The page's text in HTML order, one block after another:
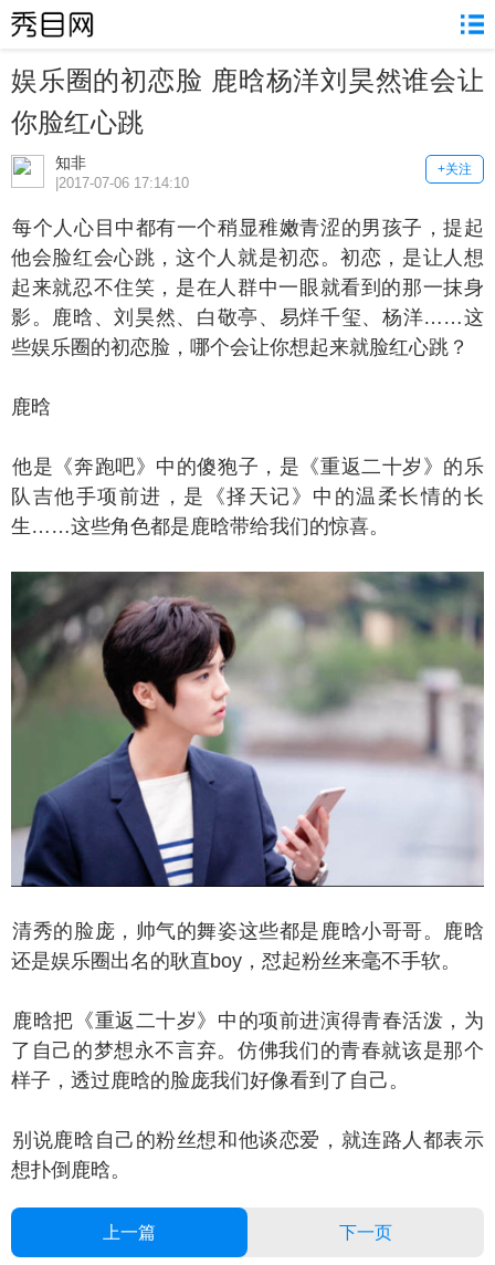
娱乐圈的初恋脸 鹿晗杨洋刘昊然谁会让
你脸红心跳
知非 +关注
|2017-07-06 17:14:10
人心目中都有一个稍显稚嫩青涩的男孩子，提起
他会脸红会心跳，这个人就是初恋。初恋，是让人想
起来就忍不住笑，是在人群中一眼就看到的那一抹身
影。鹿晗、刘昊然、白敬亭、易烊千玺、杨洋……这
些娱乐圈的初恋脸，哪个会让你想起来就脸红心跳？
晗
《奔跑吧》中的傻狍子，是《重返二十岁》的乐
队吉他手项前进，是《择天记》中的温柔长情的长
生……这些角色都是鹿晗带给我们的惊喜。
的脸庞，帅气的舞姿这些都是鹿晗小哥哥。鹿晗
还是娱乐圈出名的耿直boy，怼起粉丝来毫不手软。
把《重返二十岁》中的项前进演得青春活泼，为
了自己的梦想永不言弃。仿佛我们的青春就该是那个
样子，透过鹿晗的脸庞我们好像看到了自己。
鹿晗自己的粉丝想和他谈恋爱，就连路人都表示
想扑倒鹿晗。
上一篇 下一页